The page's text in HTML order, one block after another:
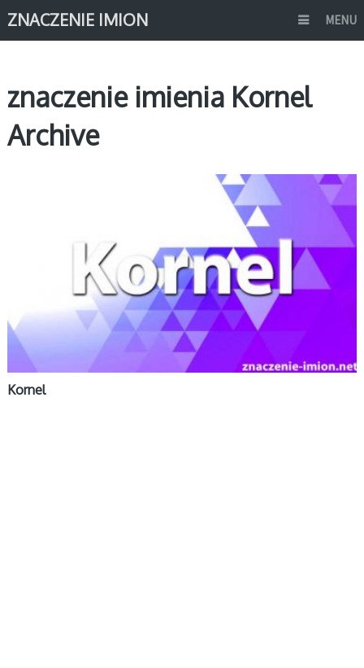
ZNACZENIE IMION MENU
znaczenie imienia Kornel
Archive
Kornel